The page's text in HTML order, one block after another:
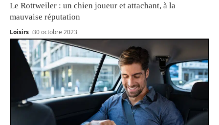
Le Rottweiler : un chien joueur et attachant, à la
mauvaise réputation
Loisirs 30 octobre 2023